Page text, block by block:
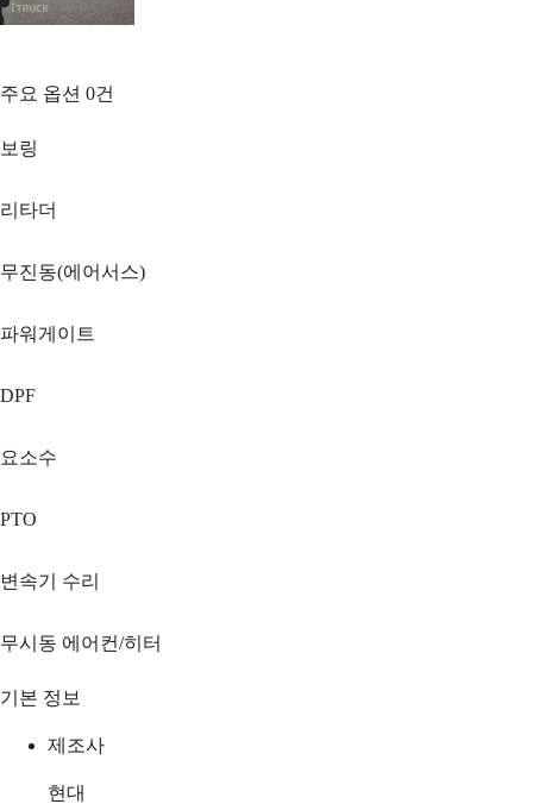
주요 옵션 0건
보링
리타더
무진동(에어서스)
파워게이트
DPF
요소수
PTO
변속기 수리
무시동 에어컨/히터
기본 정보
제조사
현대